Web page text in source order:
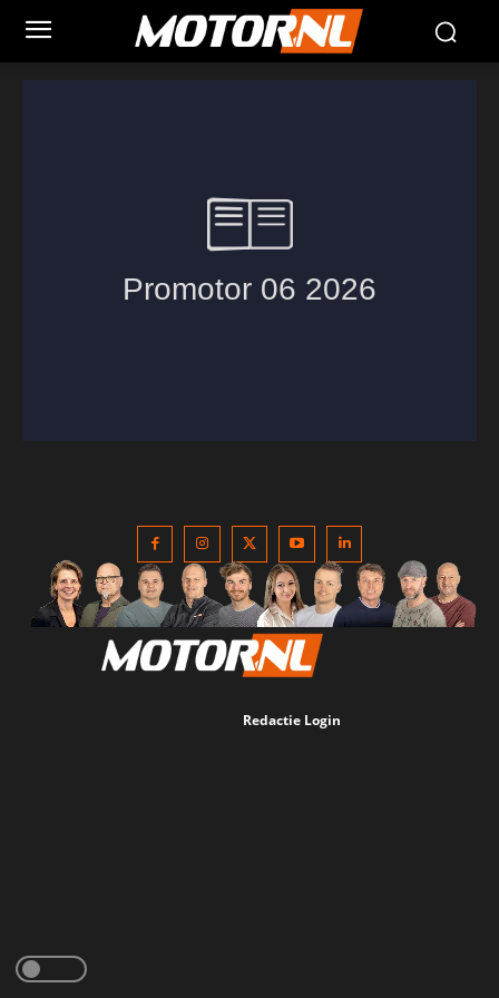
Redactie Login